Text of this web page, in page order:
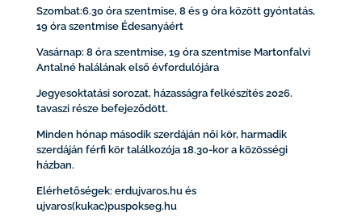
Szombat:6.30 óra szentmise, 8 és 9 óra között gyóntatás,
19 óra szentmise Édesanyáért
Vasárnap: 8 óra szentmise, 19 óra szentmise Martonfalvi
Antalné halálának első évfordulójára
Jegyesoktatási sorozat, házasságra felkészítés 2026.
tavaszi része befejeződött.
Minden hónap második szerdáján női kör, harmadik
szerdáján férfi kör találkozója 18.30-kor a közösségi
házban.
Elérhetőségek: erdujvaros.hu és
ujvaros(kukac)puspokseg.hu